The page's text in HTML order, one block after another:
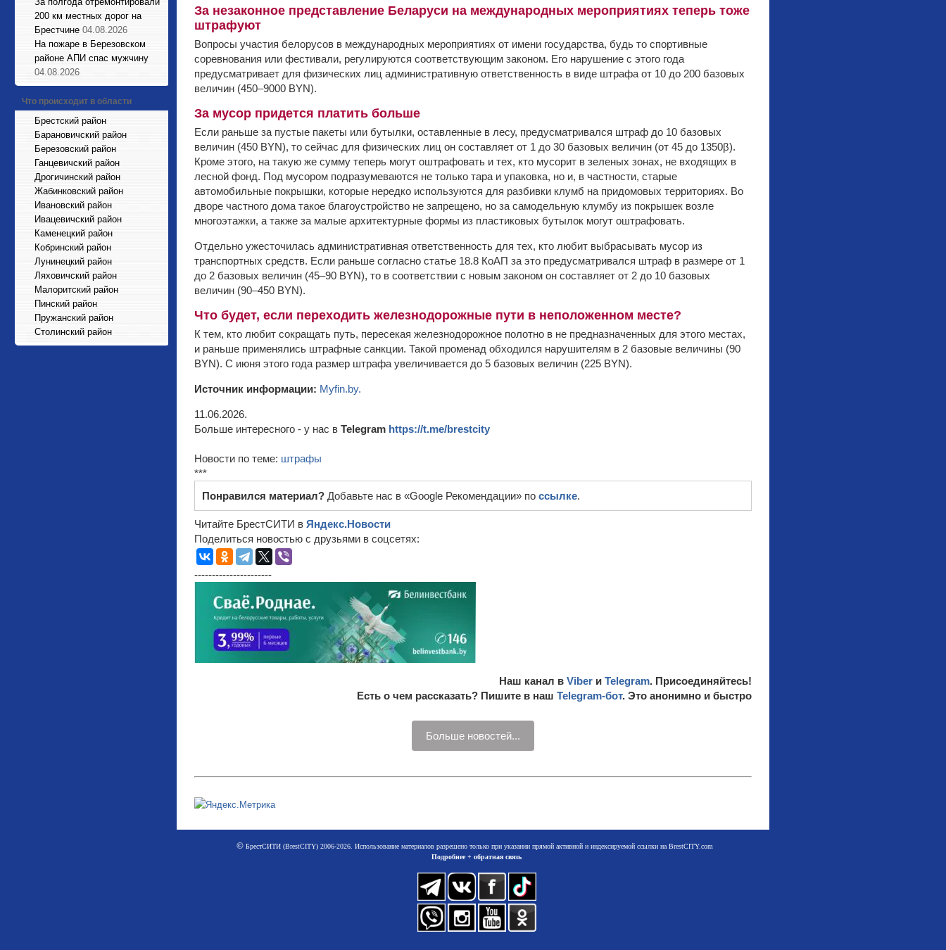
200 км местных дорог на
Брестчине 04.08.2026
На пожаре в Березовском
районе АПИ спас мужчину
04.08.2026
Что происходит в области
Брестский район
Барановичский район
Березовский район
Ганцевичский район
Дрогичинский район
Жабинковский район
Ивановский район
Ивацевичский район
Каменецкий район
Кобринский район
Лунинецкий район
Ляховичский район
Малоритский район
Пинский район
Пружанский район
Столинский район
За незаконное представление Беларуси на международных мероприятиях теперь тоже
штрафуют
Вопросы участия белорусов в международных мероприятиях от имени государства, будь то спортивные
соревнования или фестивали, регулируются соответствующим законом. Его нарушение с этого года
предусматривает для физических лиц административную ответственность в виде штрафа от 10 до 200 базовых
величин (450–9000 BYN).
За мусор придется платить больше
Если раньше за пустые пакеты или бутылки, оставленные в лесу, предусматривался штраф до 10 базовых
величин (450 BYN), то сейчас для физических лиц он составляет от 1 до 30 базовых величин (от 45 до 1350β).
Кроме этого, на такую же сумму теперь могут оштрафовать и тех, кто мусорит в зеленых зонах, не входящих в
лесной фонд. Под мусором подразумеваются не только тара и упаковка, но и, в частности, старые
автомобильные покрышки, которые нередко используются для разбивки клумб на придомовых территориях. Во
дворе частного дома такое благоустройство не запрещено, но за самодельную клумбу из покрышек возле
многоэтажки, а также за малые архитектурные формы из пластиковых бутылок могут оштрафовать.
Отдельно ужесточилась административная ответственность для тех, кто любит выбрасывать мусор из
транспортных средств. Если раньше согласно статье 18.8 КоАП за это предусматривался штраф в размере от 1
до 2 базовых величин (45–90 BYN), то в соответствии с новым законом он составляет от 2 до 10 базовых
величин (90–450 BYN).
Что будет, если переходить железнодорожные пути в неположенном месте?
К тем, кто любит сокращать путь, пересекая железнодорожное полотно в не предназначенных для этого местах,
и раньше применялись штрафные санкции. Такой променад обходился нарушителям в 2 базовые величины (90
BYN). С июня этого года размер штрафа увеличивается до 5 базовых величин (225 BYN).
Источник информации: Myfin.by.
11.06.2026.
Больше интересного - у нас в Telegram https://t.me/brestcity
Новости по теме: штрафы
***
Понравился материал? Добавьте нас в «Google Рекомендации» по ссылке.
Читайте БрестСИТИ в Яндекс.Новости
Поделиться новостью с друзьями в соцсетях:
----------------------
Наш канал в Viber и Telegram. Присоединяйтесь!
Есть о чем рассказать? Пишите в наш Telegram-бот. Это анонимно и быстро
Больше новостей...
©БрестСИТИ (BrestCITY) 2006-2026. Использование материалов разрешено только при указании прямой активной и индексируемой ссылки на BrestCITY.com
Подробнее + обратная связь